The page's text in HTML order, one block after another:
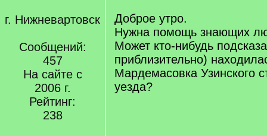
г. Нижневартовск
Сообщений:
457
На сайте с
2006 г.
Рейтинг:
238
Доброе утро.
Нужна помощь знающих
Может кто-нибудь
приблизительно)
Мардемасовка Узинского
уезда?